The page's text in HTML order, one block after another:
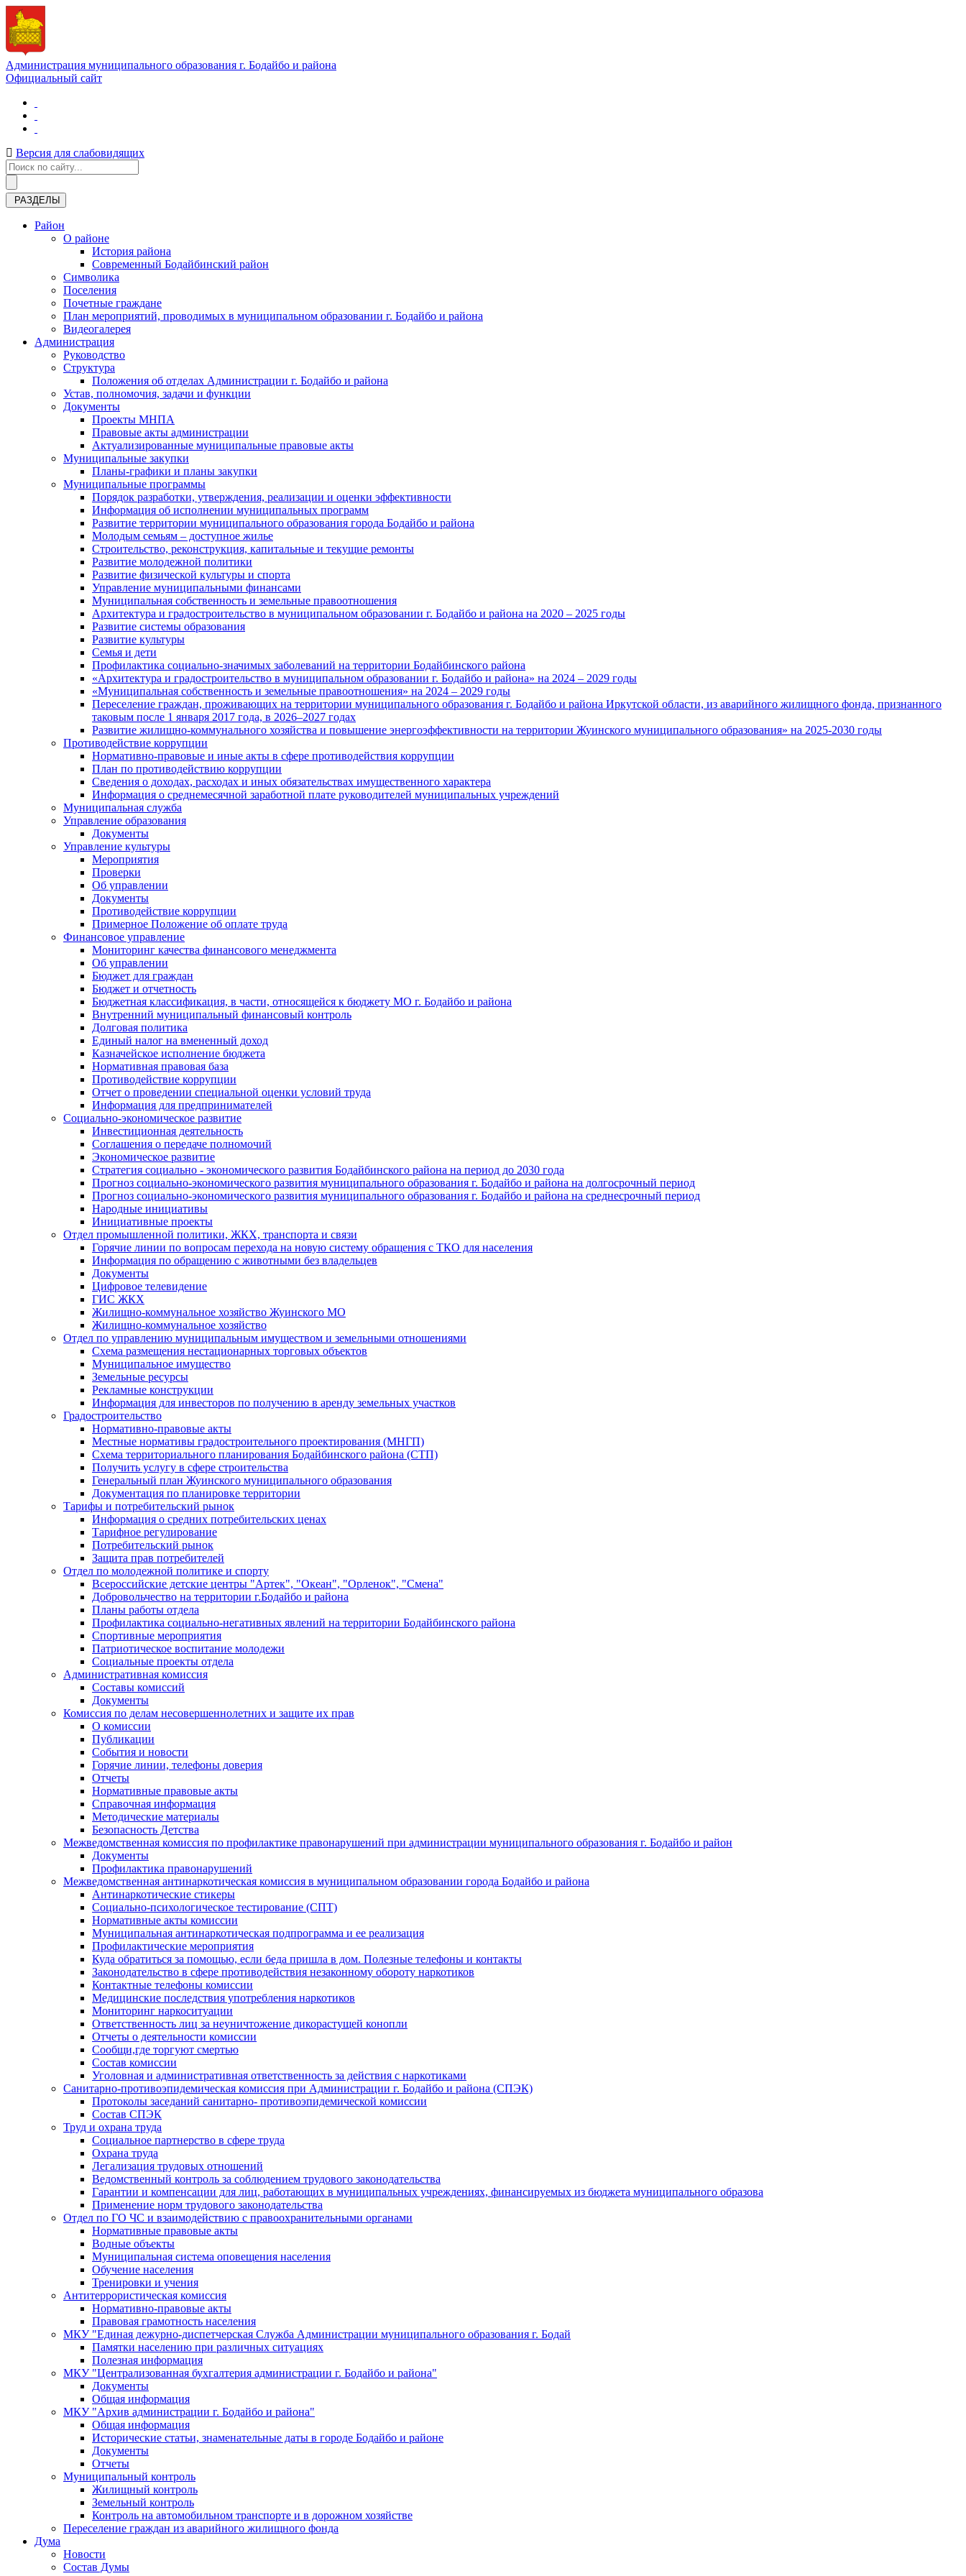
Администрация муниципального образования г. Бодайбо и района
Официальный сайт
Версия для слабовидящих
РАЗДЕЛЫ
Район
О районе
История района
Современный Бодайбинский район
Символика
Поселения
Почетные граждане
План мероприятий, проводимых в муниципальном образовании г. Бодайбо и района
Видеогалерея
Администрация
Руководство
Структура
Положения об отделах Администрации г. Бодайбо и района
Устав, полномочия, задачи и функции
Документы
Проекты МНПА
Правовые акты администрации
Актуализированные муниципальные правовые акты
Муниципальные закупки
Планы-графики и планы закупки
Муниципальные программы
Порядок разработки, утверждения, реализации и оценки эффективности
Информация об исполнении муниципальных программ
Развитие территории муниципального образования города Бодайбо и района
Молодым семьям – доступное жилье
Строительство, реконструкция, капитальные и текущие ремонты
Развитие молодежной политики
Развитие физической культуры и спорта
Управление муниципальными финансами
Муниципальная собственность и земельные правоотношения
Архитектура и градостроительство в муниципальном образовании г. Бодайбо и района на 2020 – 2025 годы
Развитие системы образования
Развитие культуры
Семья и дети
Профилактика социально-значимых заболеваний на территории Бодайбинского района
«Архитектура и градостроительство в муниципальном образовании г. Бодайбо и района» на 2024 – 2029 годы
«Муниципальная собственность и земельные правоотношения» на 2024 – 2029 годы
Переселение граждан, проживающих на территории муниципального образования г. Бодайбо и района Иркутской области, из аварийного жилищного фонда, признанного
таковым после 1 января 2017 года, в 2026–2027 годах
Развитие жилищно-коммунального хозяйства и повышение энергоэффективности на территории Жуинского муниципального образования» на 2025-2030 годы
Противодействие коррупции
Нормативно-правовые и иные акты в сфере противодействия коррупции
План по противодействию коррупции
Сведения о доходах, расходах и иных обязательствах имущественного характера
Информация о среднемесячной заработной плате руководителей муниципальных учреждений
Муниципальная служба
Управление образования
Документы
Управление культуры
Мероприятия
Проверки
Об управлении
Документы
Противодействие коррупции
Примерное Положение об оплате труда
Финансовое управление
Мониторинг качества финансового менеджмента
Об управлении
Бюджет для граждан
Бюджет и отчетность
Бюджетная классификация, в части, относящейся к бюджету МО г. Бодайбо и района
Внутренний муниципальный финансовый контроль
Долговая политика
Единый налог на вмененный доход
Казначейское исполнение бюджета
Нормативная правовая база
Противодействие коррупции
Отчет о проведении специальной оценки условий труда
Информация для предпринимателей
Социально-экономическое развитие
Инвестиционная деятельность
Соглашения о передаче полномочий
Экономическое развитие
Стратегия социально - экономического развития Бодайбинского района на период до 2030 года
Прогноз социально-экономического развития муниципального образования г. Бодайбо и района на долгосрочный период
Прогноз социально-экономического развития муниципального образования г. Бодайбо и района на среднесрочный период
Народные инициативы
Инициативные проекты
Отдел промышленной политики, ЖКХ, транспорта и связи
Горячие линии по вопросам перехода на новую систему обращения с ТКО для населения
Информация по обращению с животными без владельцев
Документы
Цифровое телевидение
ГИС ЖКХ
Жилищно-коммунальное хозяйство Жуинского МО
Жилищно-коммунальное хозяйство
Отдел по управлению муниципальным имуществом и земельными отношениями
Схема размещения нестационарных торговых объектов
Муниципальное имущество
Земельные ресурсы
Рекламные конструкции
Информация для инвесторов по получению в аренду земельных участков
Градостроительство
Нормативно-правовые акты
Местные нормативы градостроительного проектирования (МНГП)
Схема территориального планирования Бодайбинского района (СТП)
Получить услугу в сфере строительства
Генеральный план Жуинского муниципального образования
Документация по планировке территории
Тарифы и потребительский рынок
Информация о средних потребительских ценах
Тарифное регулирование
Потребительский рынок
Защита прав потребителей
Отдел по молодежной политике и спорту
Всероссийские детские центры "Артек", "Океан", "Орленок", "Смена"
Добровольчество на территории г.Бодайбо и района
Планы работы отдела
Профилактика социально-негативных явлений на территории Бодайбинского района
Спортивные мероприятия
Патриотическое воспитание молодежи
Социальные проекты отдела
Административная комиссия
Составы комиссий
Документы
Комиссия по делам несовершеннолетних и защите их прав
О комиссии
Публикации
События и новости
Горячие линии, телефоны доверия
Отчеты
Нормативные правовые акты
Справочная информация
Методические материалы
Безопасность Детства
Межведомственная комиссия по профилактике правонарушений при администрации муниципального образования г. Бодайбо и район
Документы
Профилактика правонарушений
Межведомственная антинаркотическая комиссия в муниципальном образовании города Бодайбо и района
Антинаркотические стикеры
Социально-психологическое тестирование (СПТ)
Нормативные акты комиссии
Муниципальная антинаркотическая подпрограмма и ее реализация
Профилактические мероприятия
Куда обратиться за помощью, если беда пришла в дом. Полезные телефоны и контакты
Законодательство в сфере противодействия незаконному обороту наркотиков
Контактные телефоны комиссии
Медицинские последствия употребления наркотиков
Мониторинг наркоситуации
Ответственность лиц за неуничтожение дикорастущей конопли
Отчеты о деятельности комиссии
Сообщи,где торгуют смертью
Состав комиссии
Уголовная и административная ответственность за действия с наркотиками
Санитарно-противоэпидемическая комиссия при Администрации г. Бодайбо и района (СПЭК)
Протоколы заседаний санитарно- противоэпидемической комиссии
Состав СПЭК
Труд и охрана труда
Социальное партнерство в сфере труда
Охрана труда
Легализация трудовых отношений
Ведомственный контроль за соблюдением трудового законодательства
Гарантии и компенсации для лиц, работающих в муниципальных учреждениях, финансируемых из бюджета муниципального образова
Применение норм трудового законодательства
Отдел по ГО ЧС и взаимодействию с правоохранительными органами
Нормативные правовые акты
Водные объекты
Муниципальная система оповещения населения
Обучение населения
Тренировки и учения
Антитеррористическая комиссия
Нормативно-правовые акты
Правовая грамотность населения
МКУ "Единая дежурно-диспетчерская Служба Администрации муниципального образования г. Бодай
Памятки населению при различных ситуациях
Полезная информация
МКУ "Централизованная бухгалтерия администрации г. Бодайбо и района"
Документы
Общая информация
МКУ "Архив администрации г. Бодайбо и района"
Общая информация
Исторические статьи, знаменательные даты в городе Бодайбо и районе
Документы
Отчеты
Муниципальный контроль
Жилищный контроль
Земельный контроль
Контроль на автомобильном транспорте и в дорожном хозяйстве
Переселение граждан из аварийного жилищного фонда
Дума
Новости
Состав Думы